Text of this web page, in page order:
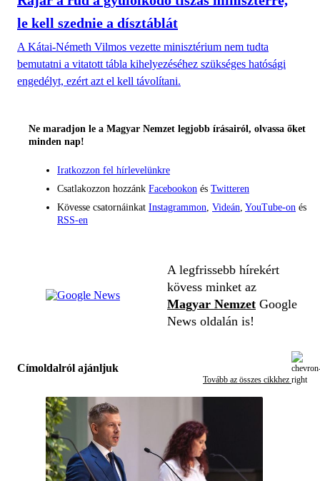
le kell szednie a dísztáblát
A Kátai-Németh Vilmos vezette minisztérium nem tudta
bemutatni a vitatott tábla kihelyezéséhez szükséges hatósági
engedélyt, ezért azt el kell távolítani.
Ne maradjon le a Magyar Nemzet legjobb írásairól, olvassa őket
minden nap!
Iratkozzon fel hírlevelünkre
Csatlakozzon hozzánk Facebookon és Twitteren
Kövesse csatornáinkat Instagrammon Videán YouTube-on és
RSS-en
A legfrissebb hírekért
kövess minket az
Magyar Nemzet Google
News oldalán is!
Címoldalról ajánljuk
Tovább az összes cikkhez